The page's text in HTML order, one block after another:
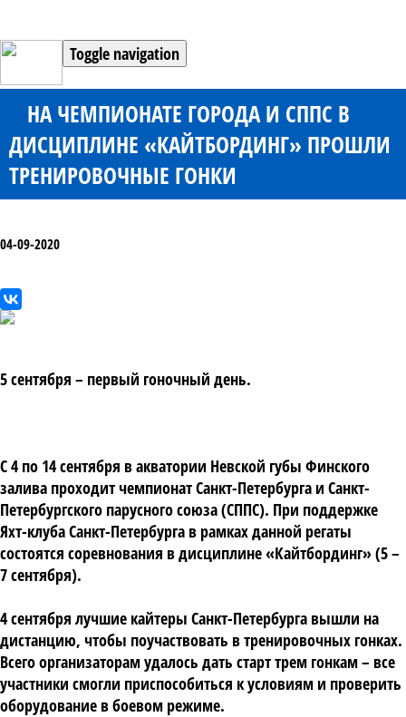
Toggle navigation
НА ЧЕМПИОНАТЕ ГОРОДА И СППС В
ДИСЦИПЛИНЕ «КАЙТБОРДИНГ» ПРОШЛИ
ТРЕНИРОВОЧНЫЕ ГОНКИ
04-09-2020
5 сентября – первый гоночный день.
С 4 по 14 сентября в акватории Невской губы Финского
залива проходит чемпионат Санкт-Петербурга и Санкт-
Петербургского парусного союза (СППС). При поддержке
Яхт-клуба Санкт-Петербурга в рамках данной регаты
состоятся соревнования в дисциплине «Кайтбординг» (5 –
7 сентября).
4 сентября лучшие кайтеры Санкт-Петербурга вышли на
дистанцию, чтобы поучаствовать в тренировочных гонках.
Всего организаторам удалось дать старт трем гонкам – все
участники смогли приспособиться к условиям и проверить
оборудование в боевом режиме.